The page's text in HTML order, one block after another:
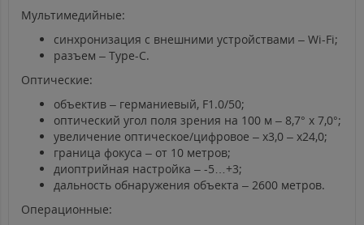
Мультимедийные:
синхронизация с внешними устройствами – Wi-Fi;
разъем – Type-C.
Оптические:
объектив – германиевый, F1.0/50;
оптический угол поля зрения на 100 м – 8,7° х 7,0°;
увеличение оптическое/цифровое – х3,0 – х24,0;
граница фокуса – от 10 метров;
диоптрийная настройка – -5…+3;
дальность обнаружения объекта – 2600 метров.
Операционные: